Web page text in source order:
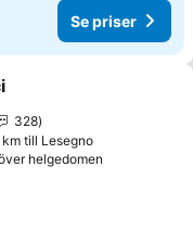
Se priser
i Mina Favoriter
328
till Lesegno
helgedomen